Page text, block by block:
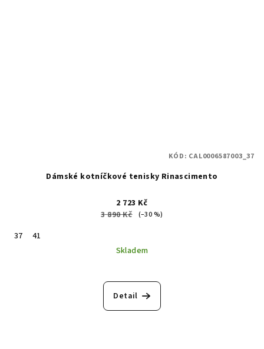
Dámské kotníčkové tenisky Rinascimento
2 723 Kč
3 890 Kč
(–30 %)
37
41
Skladem
Detail
KÓD: CAL0006587003_37